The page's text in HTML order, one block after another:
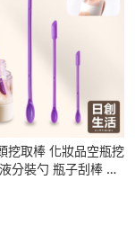
挖取棒 化妝品空瓶挖
分裝勺 瓶子刮棒 面
器 小勺子 瓶子挖勺